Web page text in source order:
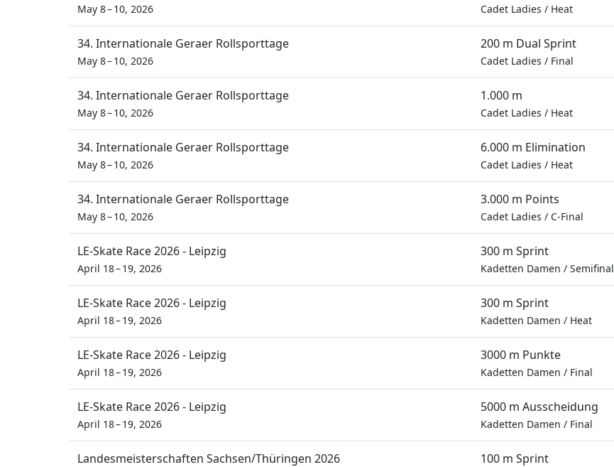
May 8 – 10, 2026 Cadet Ladies / Heat
34. Internationale Geraer Rollsporttage
May 8 – 10, 2026
200 m Dual Sprint
Cadet Ladies / Final
34. Internationale Geraer Rollsporttage
May 8 – 10, 2026
1.000 m
Cadet Ladies / Heat
34. Internationale Geraer Rollsporttage
May 8 – 10, 2026
6.000 m Elimination
Cadet Ladies / Heat
34. Internationale Geraer Rollsporttage
May 8 – 10, 2026
3.000 m Points
Cadet Ladies / C-Final
LE-Skate Race 2026 - Leipzig
April 18 – 19, 2026
300 m Sprint
Kadetten Damen / Semifinal
LE-Skate Race 2026 - Leipzig
April 18 – 19, 2026
300 m Sprint
Kadetten Damen / Heat
LE-Skate Race 2026 - Leipzig
April 18 – 19, 2026
3000 m Punkte
Kadetten Damen / Final
LE-Skate Race 2026 - Leipzig
April 18 – 19, 2026
5000 m Ausscheidung
Kadetten Damen / Final
Landesmeisterschaften Sachsen/Thüringen 2026 100 m Sprint